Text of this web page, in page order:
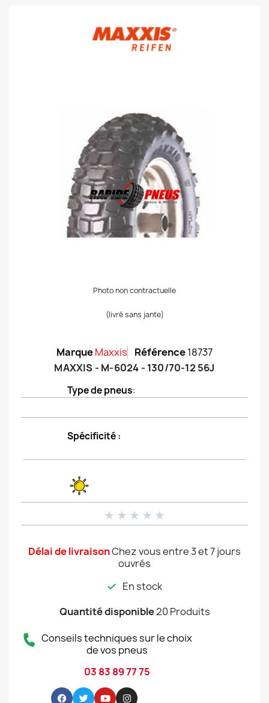
Photo non contractuelle
(livré sans jante)
MarqueMaxxis Référence18737
MAXXIS - M-6024 - 130/70-12 56J
Type de pneus:
Spécificité :
★ ★ ★ ★ ★
Délai de livraisonChez vous entre 3 et 7 jours
ouvrés
En stock
Quantité disponible20 Produits
Conseils techniques sur le choix
de vos pneus
03 83 89 77 75